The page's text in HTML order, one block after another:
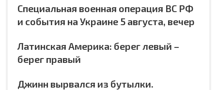
Специальная военная операция ВС РФ
и события на Украине 5 августа, вечер
Латинская Америка: берег левый –
берег правый
Джинн вырвался из бутылки.